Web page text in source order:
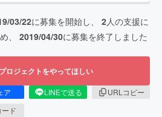
03/22に募集を開始し、 2人の支援に
、 2019/04/30に募集を終了しました
ロジェクトをやってほしい
ア LINEで送る
URLコピー
ド